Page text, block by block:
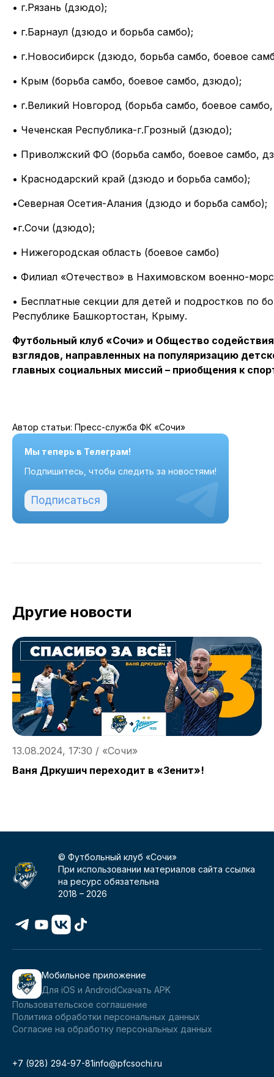
• г.Рязань (дзюдо);
• г.Барнаул (дзюдо и борьба самбо);
• г.Новосибирск (дзюдо, борьба самбо, боевое
• Крым (борьба самбо, боевое самбо, дзюдо);
• г.Великий Новгород (борьба самбо, боевое
• Чеченская Республика-г.Грозный (дзюдо);
• Приволжский ФО (борьба самбо, боевое самбо,
• Краснодарский край (дзюдо и борьба самбо);
•Северная Осетия-Алания (дзюдо и борьба самбо);
•г.Сочи (дзюдо);
• Нижегородская область (боевое самбо)
• Филиал «Отечество» в Нахимовском военно-
• Бесплатные секции для детей и подростков по
Республике Башкортостан, Крыму.
Футбольный клуб «Сочи» и Общество
взглядов, направленных на популяризацию
главных социальных миссий – приобщения к
Автор статьи: Пресс-служба ФК «Сочи»
Мы теперь в Телеграм!
Подпишитесь, чтобы следить за новостями!
Подписаться
Другие новости
13.08.2024, 17:30 / «Сочи»
Ваня Дркушич переходит в «Зенит»!
© Футбольный клуб «Сочи»
При использовании материалов сайта ссылка
на ресурс обязательна
2018 –2026
Мобильное приложение
Для iOS и AndroidСкачать APK
Пользовательское соглашение
Политика обработки персональных данных
Согласие на обработку персональных данных
+7 (928) 294-97-81info@pfcsochi.ru